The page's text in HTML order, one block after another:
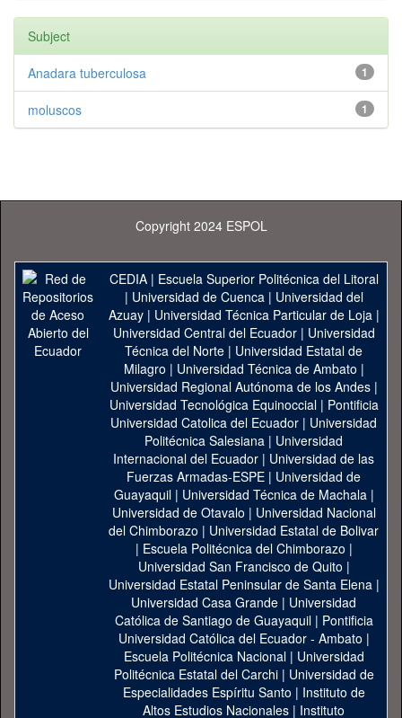
Subject
1
Anadara tuberculosa
1
moluscos
Copyright 2024 ESPOL
CEDIA| Escuela Superior Politécnica del Litoral
| Universidad de Cuenca| Universidad del
Azuay| Universidad Técnica Particular de Loja|
Universidad Central del Ecuador| Universidad
Técnica del Norte | Universidad Estatal de
Milagro | Universidad Técnica de Ambato |
Universidad Regional Autónoma de los Andes|
Universidad Tecnológica Equinoccial| Pontificia
Universidad Catolica del Ecuador | Universidad
Politécnica Salesiana | Universidad
Internacional del Ecuador | Universidad de las
Fuerzas Armadas-ESPE | Universidad de
Guayaquil| Universidad Técnica de Machala|
Universidad de Otavalo | Universidad Nacional
del Chimborazo | Universidad Estatal de Bolivar
| Escuela Politécnica del Chimborazo |
Universidad San Francisco de Quito |
Universidad Estatal Peninsular de Santa Elena|
Universidad Casa Grande | Universidad
Católica de Santiago de Guayaquil| Pontificia
Universidad Católica del Ecuador - Ambato |
Escuela Politécnica Nacional| Universidad
Politécnica Estatal del Carchi| Universidad de
Especialidades Espíritu Santo | Instituto de
Altos Estudios Nacionales | Instituto